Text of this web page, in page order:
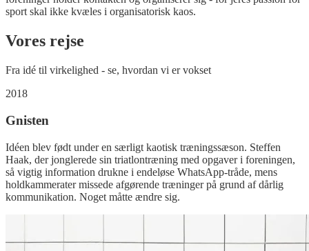
sport skal ikke kvæles i organisatorisk kaos.
Vores rejse
Fra idé til virkelighed - se, hvordan vi er vokset
2018
Gnisten
Idéen blev født under en særligt kaotisk træningssæson. Steffen
Haak, der jonglerede sin triatlontræning med opgaver i foreningen,
så vigtig information drukne i endeløse WhatsApp-tråde, mens
holdkammerater missede afgørende træninger på grund af dårlig
kommunikation. Noget måtte ændre sig.